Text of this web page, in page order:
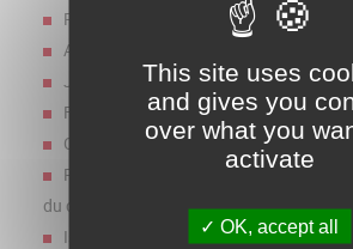
Patrick Béluriée - Directrice de l’École
Alain Navarro - Directeur de
Jean-José Orteu - Enseignant
François Papaïx - Gérant Moulin du
Christelle Farenc - Directrice du CUFR
Pierre Rossignol - Président de
du commerce
Isabelle Sanegon - Présidente de
This site uses
and gives you
over what you
activate
OK, accept all